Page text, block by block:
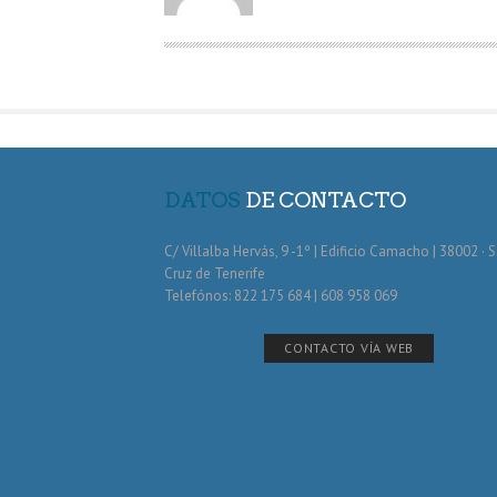
R
DATOS DE CONTACTO
C/ Villalba Hervás, 9 -1º | Edificio Camacho | 38002 ·
Cruz de Tenerife
Telefónos: 822 175 684 | 608 958 069
CONTACTO VÍA WEB